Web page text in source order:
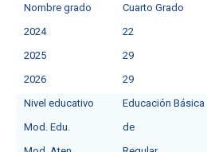
Nombre grado
Cuarto Grado
2024
22
2025
29
2026
29
Nivel educativo
Educación Básica
Mod. Edu.
deㅤ